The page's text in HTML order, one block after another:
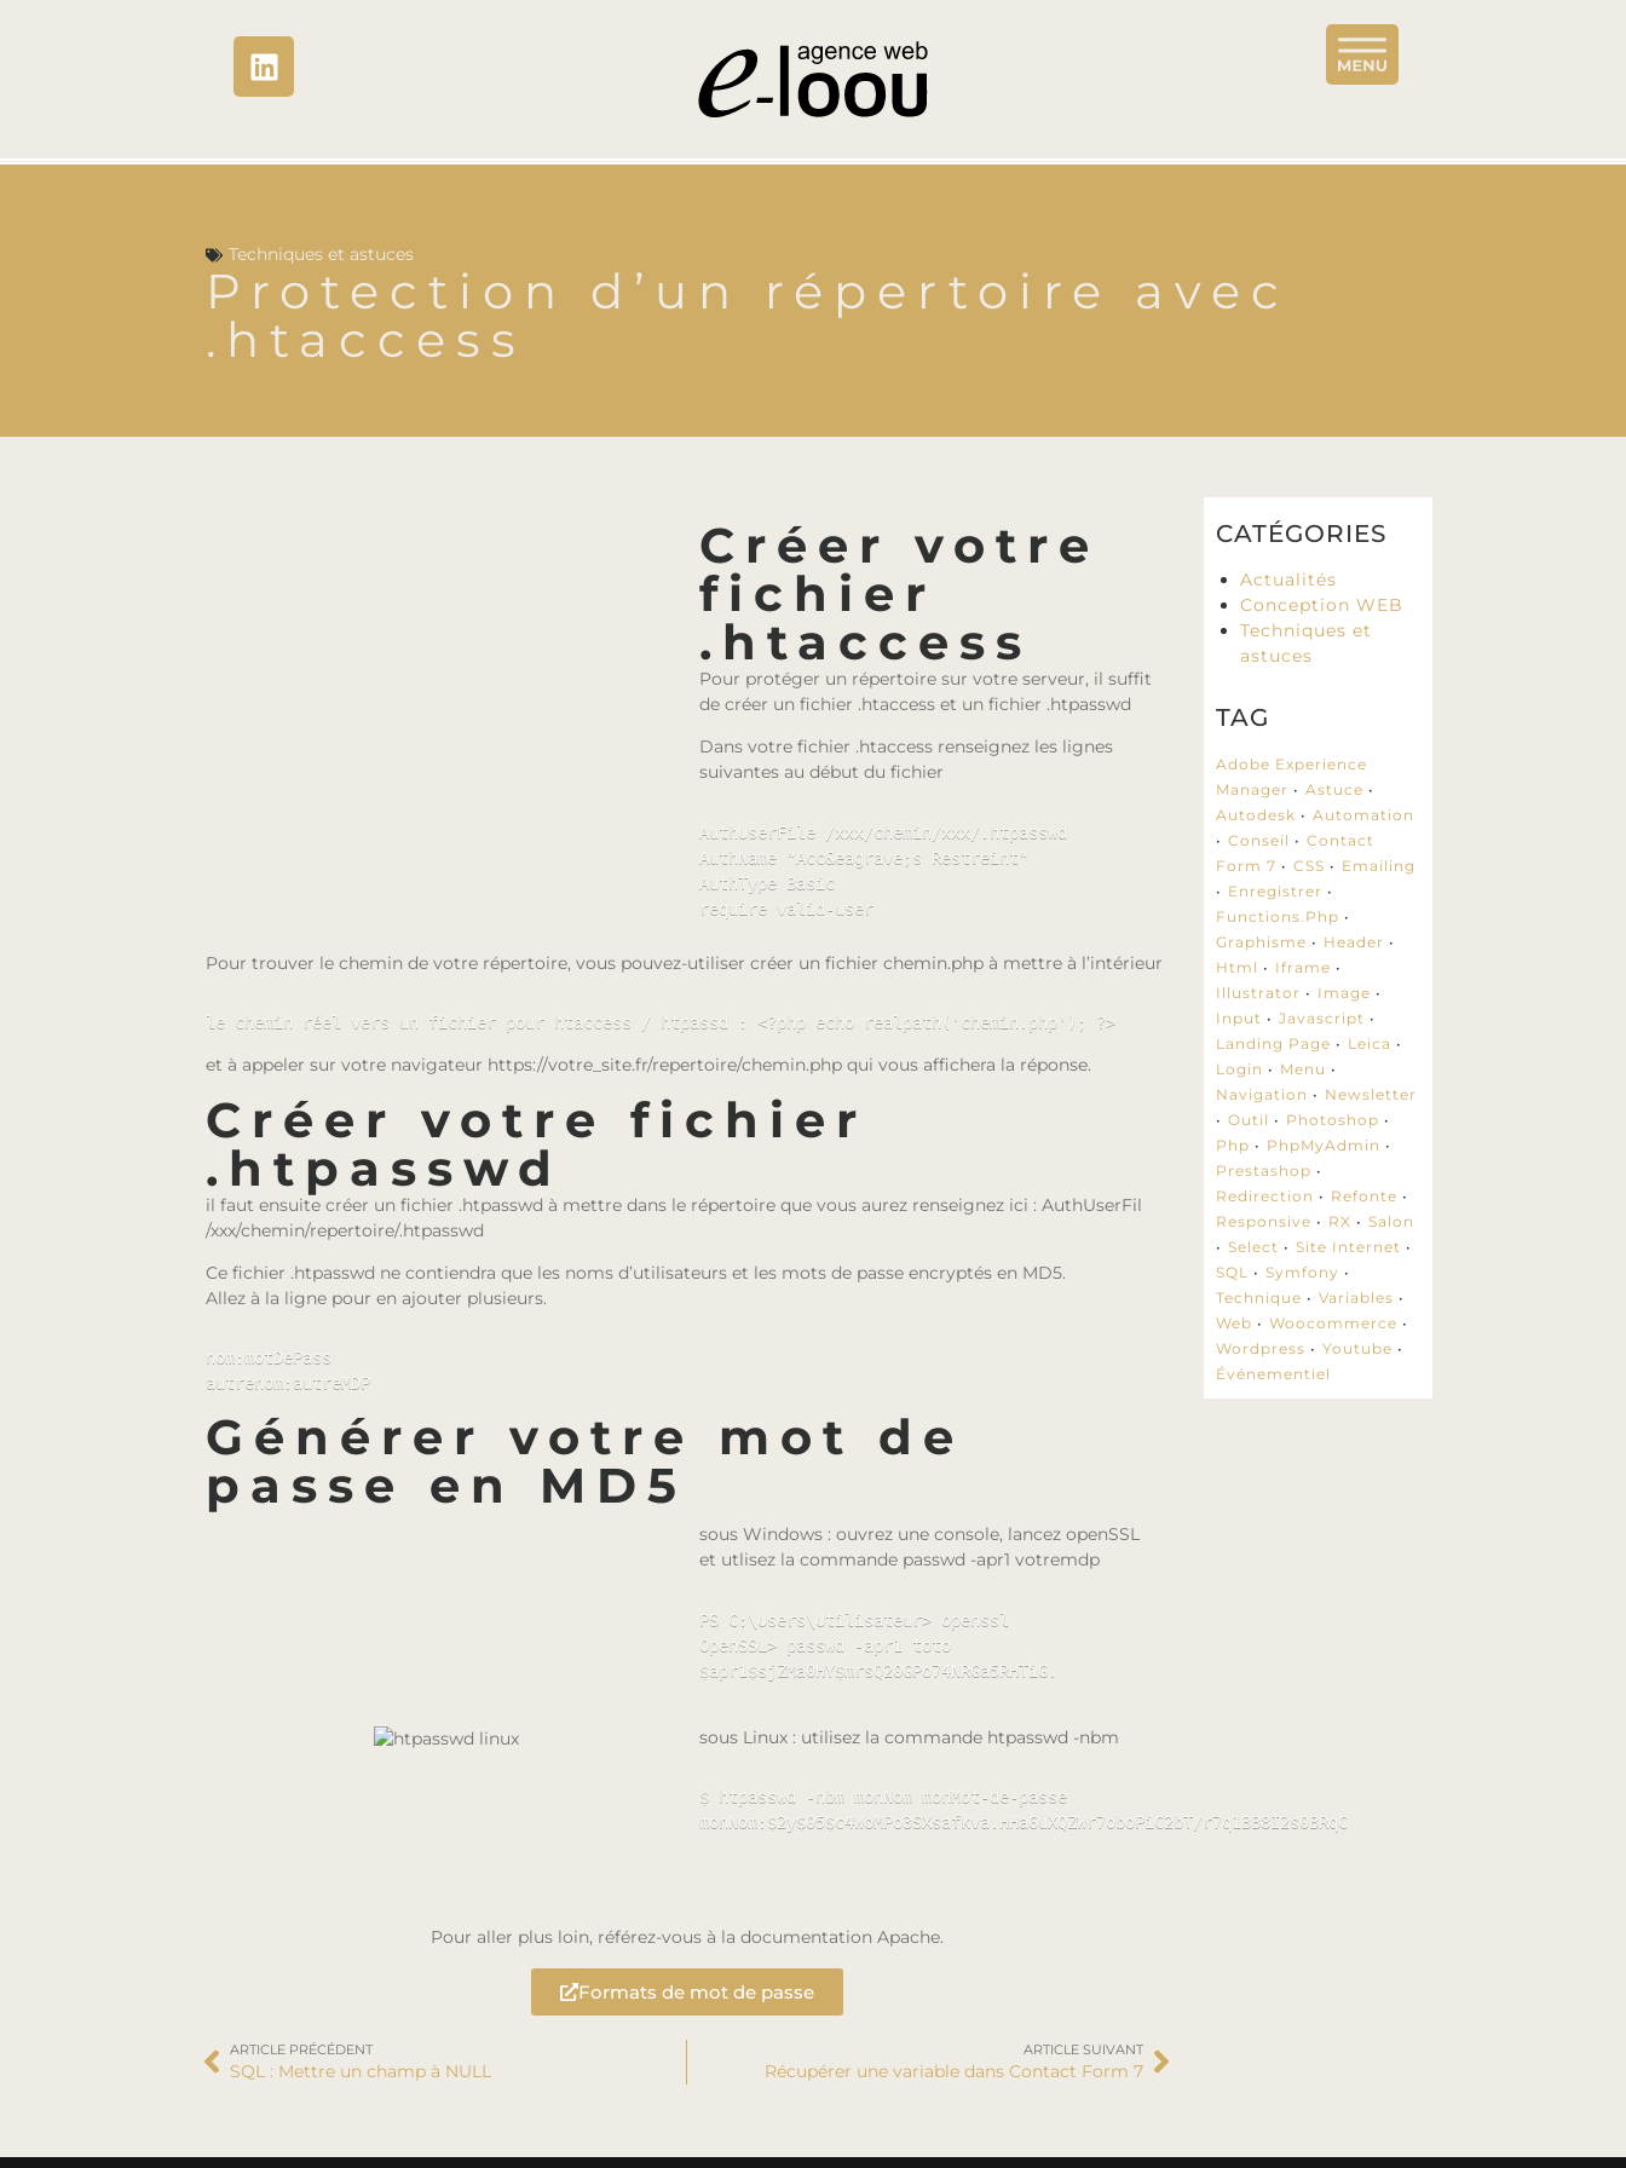
Techniques et astuces
Protection d’un répertoire avec
.htaccess
Créer votre
fichier
.htaccess
Pour protéger un répertoire sur votre serveur, il suffit
de créer un fichier .htaccess et un fichier .htpasswd
Dans votre fichier .htaccess renseignez les lignes
suivantes au début du fichier
AuthUserFile /xxx/chemin/xxx/.htpasswd
AuthName "Acc&eagrave;s Restreint"
AuthType Basic
require valid-user
Pour trouver le chemin de votre répertoire, vous pouvez-utiliser créer un fichier chemin.php à mettre à l’intérieur
le chemin réel vers un fichier pour htaccess / htpassd : <?php echo realpath('chemin.php'); ?>
et à appeler sur votre navigateur https://votre_site.fr/repertoire/chemin.php qui vous affichera la réponse.
Créer votre fichier
.htpasswd
il faut ensuite créer un fichier .htpasswd à mettre dans le répertoire que vous aurez renseignez ici : AuthUserFil
/xxx/chemin/repertoire/.htpasswd
Ce fichier .htpasswd ne contiendra que les noms d’utilisateurs et les mots de passe encryptés en MD5.
Allez à la ligne pour en ajouter plusieurs.
nom:motDePass
Générer votre mot de
passe en MD5
sous Windows : ouvrez une console, lancez openSSL
et utlisez la commande passwd -apr1 votremdp
PS C:\Users\Utilisateur> openssl
OpenSSL> passwd -apr1 toto
sous Linux : utilisez la commande htpasswd -nbm
$ htpasswd -nbm monNom monMot-de-passe
monNom:$2y$05$c4WoMPo3SXsafkva.HHa6uXQZWr7oboPiC2bT/r7q1BB8I2s0BRqC
Pour aller plus loin, référez-vous à la documentation Apache.
Formats de mot de passe
ARTICLE PRÉCÉDENT
SQL : Mettre un champ à NULL
ARTICLE SUIVANT
Récupérer une variable dans Contact Form 7
CATÉGORIES
Actualités
Conception WEB
Techniques et
astuces
TAG
Adobe Experience
Manager
Astuce
Autodesk
Automation
Conseil
Contact
Form 7
CSS
Emailing
Enregistrer
Functions.php
Graphisme
Header
Html
Iframe
Illustrator
Image
Input
Javascript
Landing Page
Leica
Login
Menu
Navigation
Newsletter
Outil
Photoshop
Php
PhpMyAdmin
Prestashop
Redirection
Refonte
Responsive
RX
Salon
Select
Site Internet
SQL
Symfony
Technique
Variables
Web
Woocommerce
Wordpress
Youtube
Événementiel